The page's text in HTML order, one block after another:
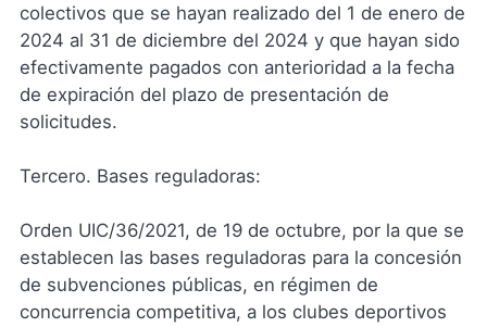
colectivos que se hayan realizado del 1 de enero de
2024 al 31 de diciembre del 2024 y que hayan sido
efectivamente pagados con anterioridad a la fecha
de expiración del plazo de presentación de
solicitudes.
Tercero. Bases reguladoras:
Orden UIC/36/2021, de 19 de octubre, por la que se
establecen las bases reguladoras para la concesión
de subvenciones públicas, en régimen de
concurrencia competitiva, a los clubes deportivos